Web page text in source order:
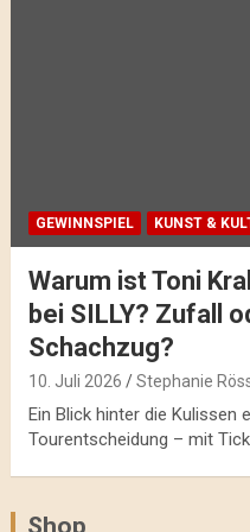
GEWINNSPIEL KUNST &
Warum ist Toni
bei SILLY? Zufall
Schachzug?
10. Juli 2026 Stephanie
Ein Blick hinter die Kulissen
Tourentscheidung – mit
Shop